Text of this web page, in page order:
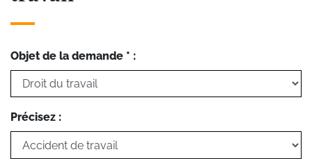
Objet de la demande * :
Précisez :